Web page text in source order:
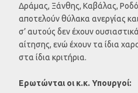
Δράμας, Ξάνθης, Καβάλας,
αποτελούν θύλακα ανεργίας
σ’ αυτούς δεν έχουν
αίτησης, ενώ έχουν τα ίδια
στα ίδια κριτήρια.
Ερωτώνται οι κ.κ. Υπουργοί: